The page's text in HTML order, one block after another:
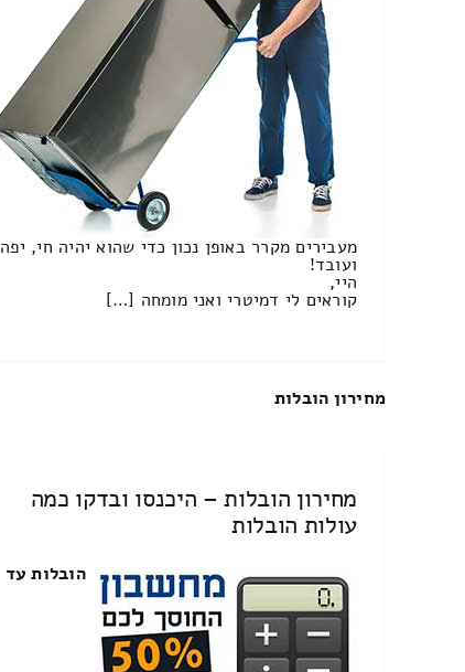
מעבירים מקרר באופן נכון כדי שהוא יהיה חי, יפה
ועובד!
היי,
קוראים לי דמיטרי ואני מומחה […]
מחירון הובלות
מחירון הובלות – היכנסו ובדקו כמה
עולות הובלות
הובלות עד